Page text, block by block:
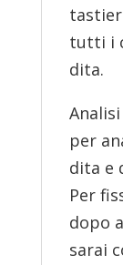
tutti i
dita.
per
dita e
Per
dopo
sarai